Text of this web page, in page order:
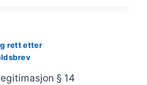
rett etter
§ 14